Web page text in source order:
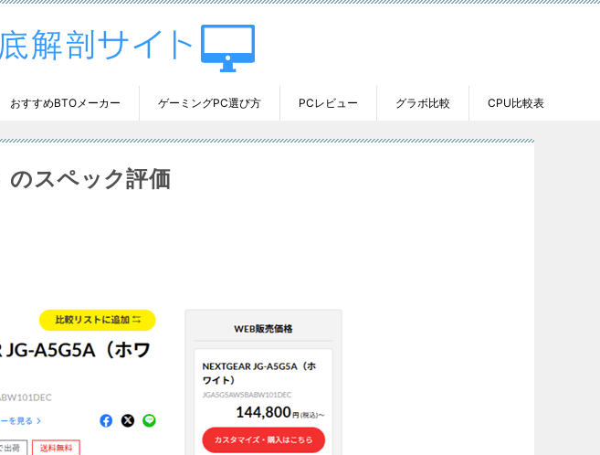
おすすめBTOメーカー ゲーミングPC選び方 PCレビュー グラボ比較 CPU比較表
のスペック評価